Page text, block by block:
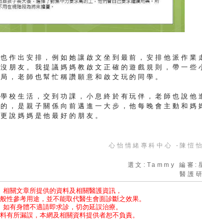
作出安排，例如她讓啟文坐到最前，安排他派作業
朋友。我提議媽媽教啟文正確的遊戲規則，帶一些
，老師也幫忙稱讚願意和啟文玩的同學。
校生活，交到功課，小息終於有玩伴，老師也說他
，是親子關係向前邁進一大步，他每晚會主動和媽
說媽媽是他最好的朋友。
心怡情緒專科中心 -陳愷
選文:Tammy 編審:
醫護
相關文章所提供的資料及相關醫護資訊，
性參考用途，並不能取代醫生會面診斷之效果。
如有身體不適請即求診，切勿延誤治療。
有所漏誤，本網及相關資料提供者恕不負責。